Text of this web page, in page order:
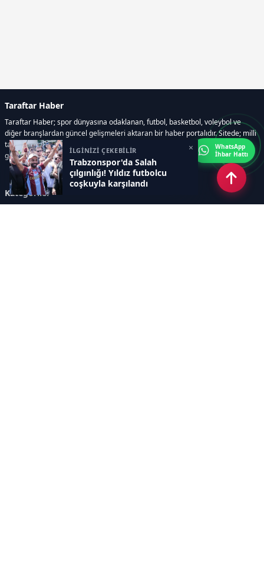
İLGİNİZİ ÇEKEBİLİR
Trabzonspor'da Salah
çılgınlığı! Yıldız futbolcu
coşkuyla karşılandı
×
Taraftar Haber
Taraftar Haber; spor dünyasına odaklanan, futbol, basketbol, voleybol ve
diğer branşlardan güncel gelişmeleri aktaran bir haber portalıdır. Sitede; milli
takım maçları, Dünya Kupası haberleri, EuroLeague karşılaşmaları, transfer
gelişmeleri, sporcuların biyografileri, anketler yer almaktadır.
Kategoriler
WhatsApp
İhbar Hattı